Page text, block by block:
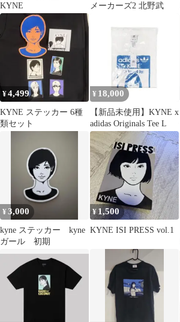
KYNE
メーカーズ2 北野武
¥4,499
KYNE ステッカー 6種
類セット
¥ 18,000
【新品未使用】KYNE x
adidas Originals Tee L
¥3,000
kyne ステッカー kyne
ガール 初期
¥ 1,500
KYNE ISI PRESS vol.1